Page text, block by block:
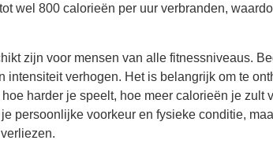
wel 800 calorieën per uur verbranden,
zijn voor mensen van alle fitnessniveaus.
verhogen. Het is belangrijk om te
harder je speelt, hoe meer calorieën je zult
persoonlijke voorkeur en fysieke conditie,